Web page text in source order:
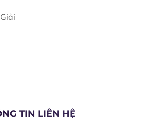
TIN LIÊN HỆ